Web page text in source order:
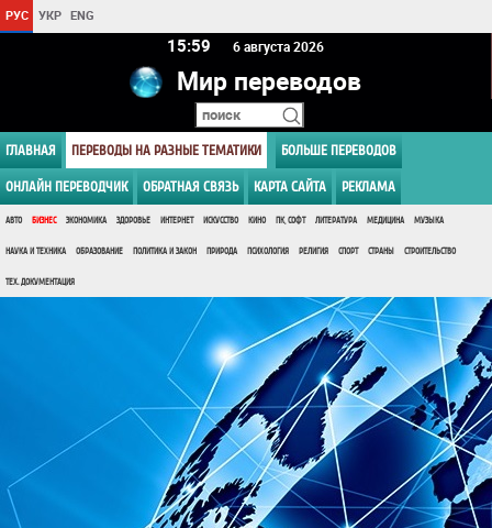
РУС УКР ENG
15 59 6 августа 2026
Мир переводов
ГЛАВНАЯ ПЕРЕВОДЫ НА РАЗНЫЕ ТЕМАТИКИ БОЛЬШЕ ПЕРЕВОДОВ
ОНЛАЙН ПЕРЕВОДЧИК ОБРАТНАЯ СВЯЗЬ КАРТА САЙТА РЕКЛАМА
АВТО БИЗНЕС ЭКОНОМИКА ЗДОРОВЬЕ ИНТЕРНЕТ ИСКУССТВО КИНО ПК, СОФТ ЛИТЕРАТУРА МЕДИЦИНА МУЗЫКА
НАУКА И ТЕХНИКА ОБРАЗОВАНИЕ ПОЛИТИКА И ЗАКОН ПРИРОДА ПСИХОЛОГИЯ РЕЛИГИЯ СПОРТ СТРАНЫ СТРОИТЕЛЬСТВО
ТЕХ. ДОКУМЕНТАЦИЯ